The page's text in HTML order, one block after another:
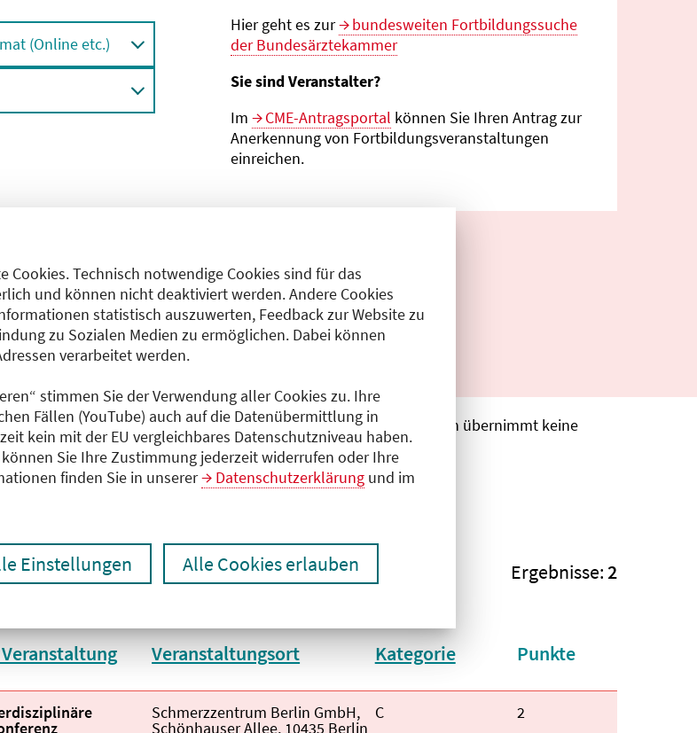
Cookies. Technisch notwendige Cookies sind für das
und können nicht deaktiviert werden. Andere Cookies
statistisch auszuwerten, Feedback zur Website zu
zu Sozialen Medien zu ermöglichen. Dabei können
verarbeitet werden.
stimmen Sie der Verwendung aller Cookies zu. Ihre
Fällen (YouTube) auch auf die Datenübermittlung in
kein mit der EU vergleichbares Datenschutzniveau haben.
Sie Ihre Zustimmung jederzeit widerrufen oder Ihre
finden Sie in unserer
Datenschutzerklärung und im
Einstellungen Alle Cookies erlauben
(Online etc.)
Hier geht es zur
bundes­weiten Fortbildungs­suche
der Bundesärztekammer
Sie sind Veranstalter?
Im
CME-Antragsportal können Sie Ihren Antrag zur
Anerkennung von Fortbildungs­veranstaltungen
einreichen.
vom Veranstalter getätigten Angaben. Die Ärztekammer Berlin übernimmt keine
Ergebnisse: 2
Veranstaltungsort
aufsteigend Kategorie
aufsteigend Punkte
Veranstaltungsort:
Schmerzzentrum Berlin GmbH,
Schönhauser Allee, 10435 Berlin
Kategorie:
C Fortbildungspunkte:
2